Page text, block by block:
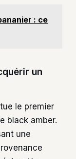
: ce
un
le premier
black amber.
une